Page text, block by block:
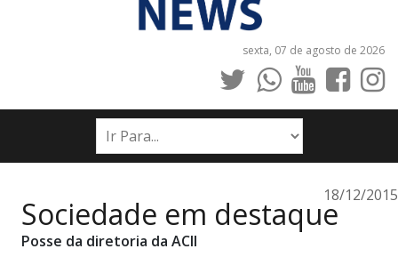
sexta, 07 de agosto de 2026
INÍCIO
NOTÍCIAS
PUBLICAÇÕES LEGAIS
18/12/2015
Sociedade em destaque
Posse da diretoria da ACII